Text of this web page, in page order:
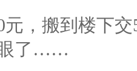
元，搬到楼下
眼了……